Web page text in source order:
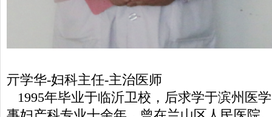
亓学华-妇科主任-主治医师
1995年毕业于临沂卫校，后求学于滨州医